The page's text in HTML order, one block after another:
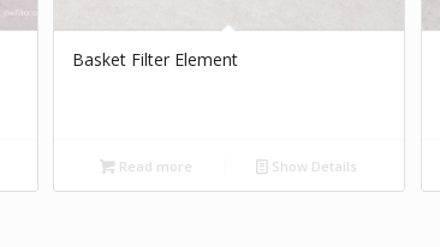
Basket Filter Element
Read more Show Details